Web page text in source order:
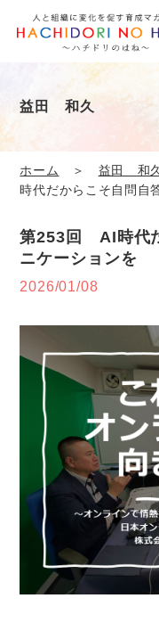
益田 和久
ホーム ＞ 益田 和久
時代だからこそ自問自
第253回 AI時代
ニケーションを
2026/01/08